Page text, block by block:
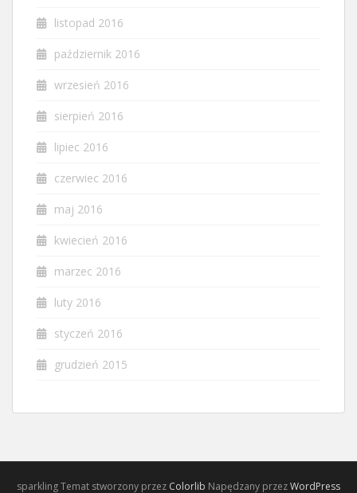
listopad 2016
październik 2016
wrzesień 2016
sierpień 2016
lipiec 2016
czerwiec 2016
maj 2016
kwiecień 2016
marzec 2016
luty 2016
styczeń 2016
grudzień 2015
sparkling Temat stworzony przez Colorlib Napędzany przezWordPress